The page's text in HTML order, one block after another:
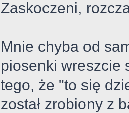
Zaskoczeni,
Mnie chyba od
piosenki wreszcie
tego, że "to się
został zrobiony z